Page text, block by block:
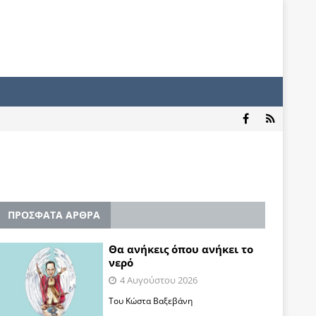
ΠΡΟΣΦΑΤΑ ΑΡΘΡΑ
Θα ανήκεις όπου ανήκει το
νερό
4 Αυγούστου 2026
Του Κώστα Βαξεβάνη